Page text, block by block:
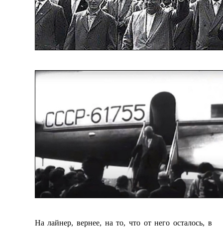
На лайнер, вернее, на то, что от него осталось, в